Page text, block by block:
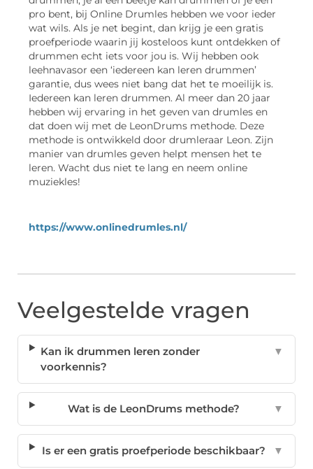
pro bent, bij Online Drumles hebben we voor ieder
wat wils. Als je net begint, dan krijg je een gratis
proefperiode waarin jij kosteloos kunt ontdekken of
drummen echt iets voor jou is. Wij hebben ook
leehnavasor een ‘iedereen kan leren drummen’
garantie, dus wees niet bang dat het te moeilijk is.
Iedereen kan leren drummen. Al meer dan 20 jaar
hebben wij ervaring in het geven van drumles en
dat doen wij met de LeonDrums methode. Deze
methode is ontwikkeld door drumleraar Leon. Zijn
manier van drumles geven helpt mensen het te
leren. Wacht dus niet te lang en neem online
muziekles!
https://www.onlinedrumles.nl/
Veelgestelde vragen
Kan ik drummen leren zonder
voorkennis?
▼
Wat is de LeonDrums methode? ▼
Is er een gratis proefperiode beschikbaar? ▼